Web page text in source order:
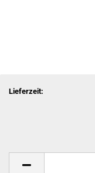
Lieferzeit: